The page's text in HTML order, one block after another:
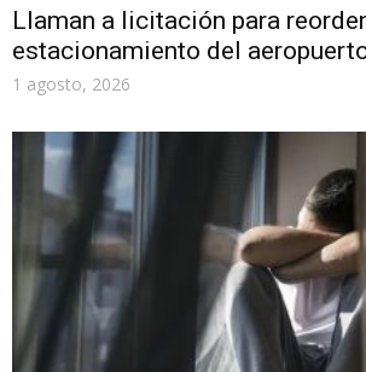
Llaman a licitación para
estacionamiento del
1 agosto, 2026